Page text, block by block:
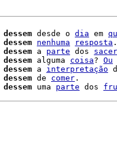
dessem desde o dia em
dessem nenhuma resposta .
dessem a parte dos
dessem alguma coisa? Ou
dessem a interpretação
dessem de comer .
dessem uma parte dos